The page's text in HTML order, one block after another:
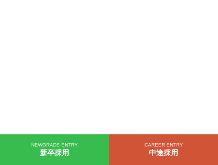
NEWGRADS ENTRY
新卒採用
CAREER ENTRY
中途採用